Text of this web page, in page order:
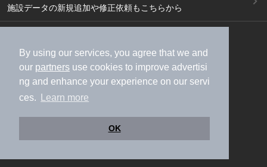
By using our services, you agree that we and
our partners use cookies to improve advertisi
ng and enhance your experience on our servi
ces.
Learn more
OK
施設データの新規追加や修正依頼もこちらから
加盟店募集（資料請求）
広告出稿のご案内
利用規約
ライフスタイルMEMBERS+規約
特定商取引法に基づく表記
ヘルプ
採用情報
運営会社